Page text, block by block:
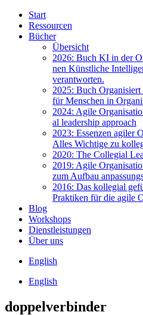
Start
Res­sour­cen
Bücher
Über­sicht
2026: Buch KI in der
nen Künst­li­che
ver­ant­wor­ten.
2025: Buch
für Men­schen in
2024: Agi­le
al lea­der­ship approach
2023: Essen­zen agi­ler
Alles Wich­ti­ge zu
2020: The Col­le­gi­al
2019: Agi­le
zum Auf­bau
2016: Das kol­le­gi­al
Prak­ti­ken für die agi­le
Blog
Work­shops
Dienst­leis­tun­gen
Über uns
Eng­lish
Eng­lish
doppelverbinder